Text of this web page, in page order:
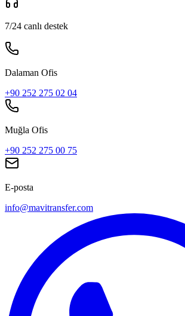
7/24 canlı destek
Dalaman Ofis
+90 252 275 02 04
Muğla Ofis
+90 252 275 00 75
E-posta
info@mavitransfer.com